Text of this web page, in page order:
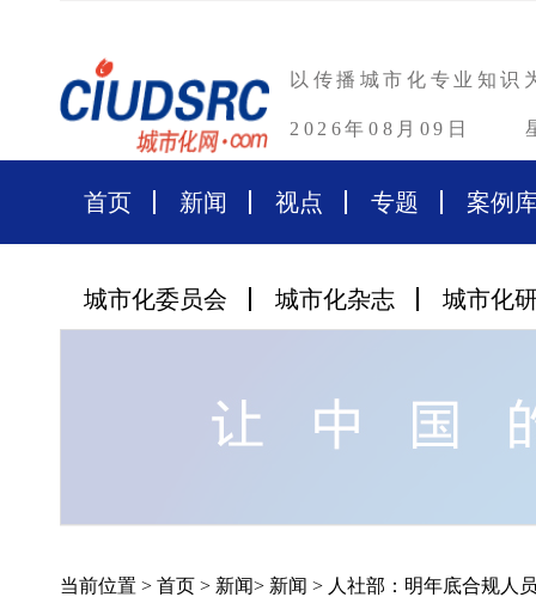
以传播城市化专业知识
2026年08月09日
首页 新闻 视点 专题 案例
城市化委员会 城市化杂志 城市化
当前位置 > 首页 > 新闻> 新闻 > 人社部：明年底合规人